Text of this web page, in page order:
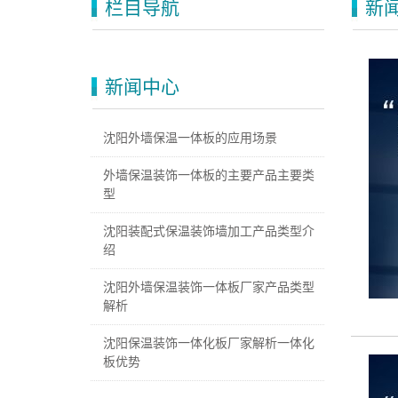
新
栏目导航
新闻中心
沈阳外墙保温一体板的应用场景
外墙保温装饰一体板的主要产品主要类
型
沈阳装配式保温装饰墙加工产品类型介
绍
沈阳外墙保温装饰一体板厂家产品类型
解析
沈阳保温装饰一体化板厂家解析一体化
板优势